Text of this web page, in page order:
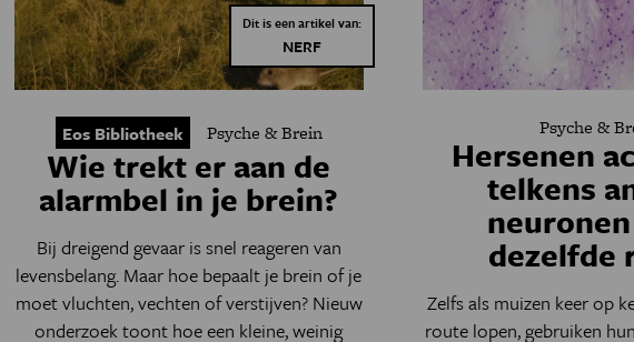
Dit is een artikel van:
NERF
Eos Bibliotheek Psyche & Brein
Wie trekt er aan de
alarmbel in je brein?
Bij dreigend gevaar is snel reageren van
levensbelang. Maar hoe bepaalt je brein of je
moet vluchten, vechten of verstijven? Nieuw
onderzoek toont hoe een kleine, weinig
Psyche &
Hersenen
telkens
dezelfde
Zelfs als muizen keer op
route lopen, gebruiken